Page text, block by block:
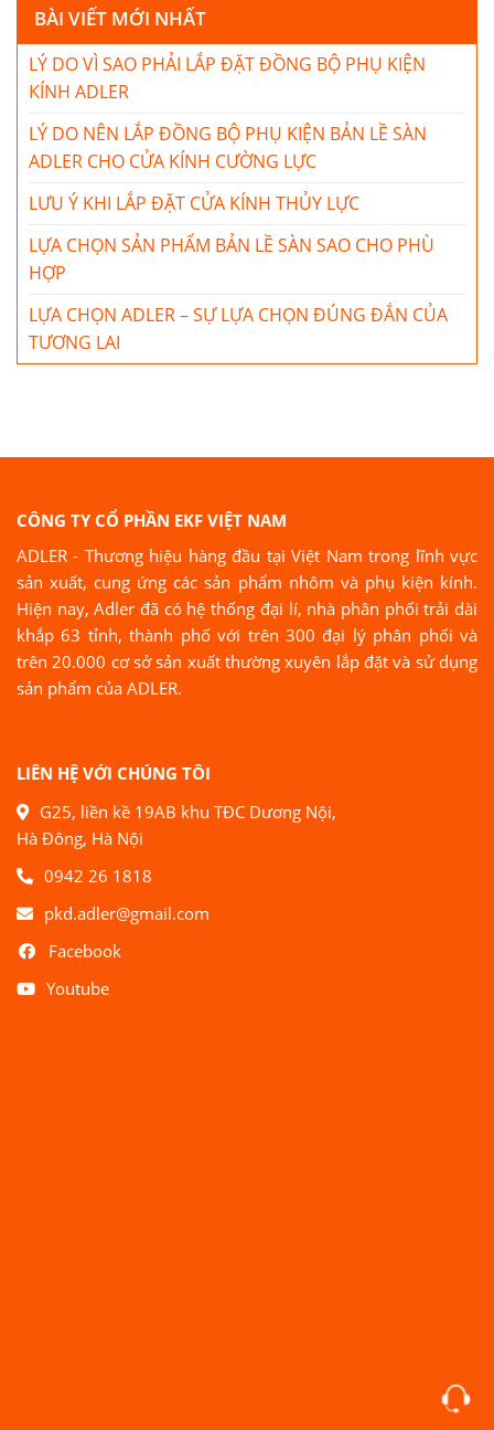
BÀI VIẾT MỚI NHẤT
LÝ DO VÌ SAO PHẢI LẮP ĐẶT ĐỒNG BỘ PHỤ KIỆN
KÍNH ADLER
LÝ DO NÊN LẮP ĐỒNG BỘ PHỤ KIỆN BẢN LỀ SÀN
ADLER CHO CỬA KÍNH CƯỜNG LỰC
LƯU Ý KHI LẮP ĐẶT CỬA KÍNH THỦY LỰC
LỰA CHỌN SẢN PHẨM BẢN LỀ SÀN SAO CHO PHÙ
HỢP
LỰA CHỌN ADLER – SỰ LỰA CHỌN ĐÚNG ĐẮN CỦA
TƯƠNG LAI
CÔNG TY CỔ PHẦN EKF VIỆT NAM
ADLER - Thương hiệu hàng đầu tại Việt Nam trong lĩnh vực
sản xuất, cung ứng các sản phẩm nhôm và phụ kiện kính.
Hiện nay, Adler đã có hệ thống đại lí, nhà phân phối trải dài
khắp 63 tỉnh, thành phố với trên 300 đại lý phân phối và
trên 20.000 cơ sở sản xuất thường xuyên lắp đặt và sử dụng
sản phẩm của ADLER.
LIÊN HỆ VỚI CHÚNG TÔI
G25, liền kề 19AB khu TĐC Dương Nội,
Hà Đông, Hà Nội
0942 26 1818
pkd.adler@gmail.com
Facebook
Youtube